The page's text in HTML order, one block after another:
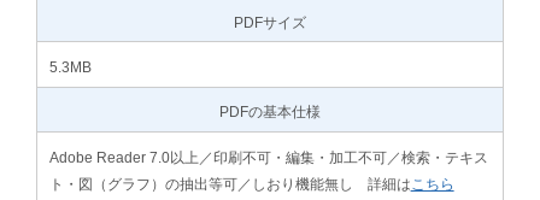
PDFサイズ
5.3MB
PDFの基本仕様
Adobe Reader 7.0以上／印刷不可・編集・加工不可／検索・テキス
ト・図（グラフ）の抽出等可／しおり機能無し 詳細は こちら